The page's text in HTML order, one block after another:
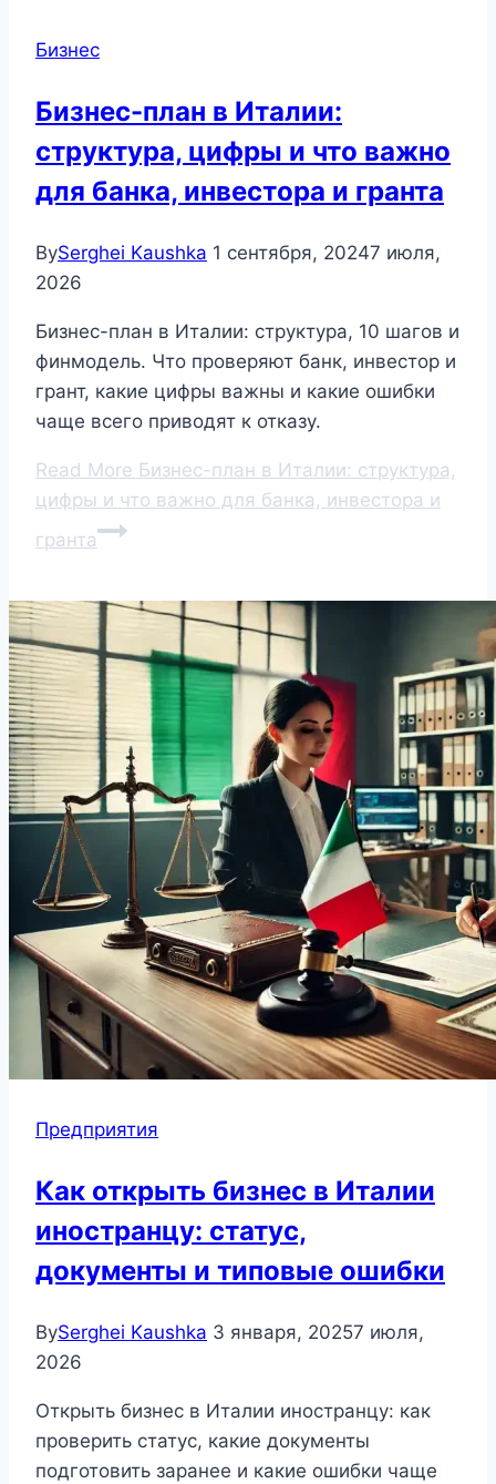
Бизнес
Бизнес-план в Италии:
структура, цифры и что важно
для банка, инвестора и гранта
BySerghei Kaushka 1 сентября, 20247 июля,
2026
Бизнес-план в Италии: структура, 10 шагов и
финмодель. Что проверяют банк, инвестор и
грант, какие цифры важны и какие ошибки
чаще всего приводят к отказу.
Read More Бизнес-план в Италии: структура,
цифры и что важно для банка, инвестора и
гранта
Предприятия
Как открыть бизнес в Италии
иностранцу: статус,
документы и типовые ошибки
BySerghei Kaushka 3 января, 20257 июля,
2026
Открыть бизнес в Италии иностранцу: как
проверить статус, какие документы
подготовить заранее и какие ошибки чаще